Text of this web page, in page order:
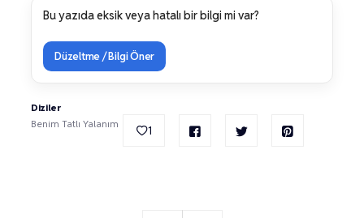
Bu yazıda eksik veya hatalı bir bilgi mi var?
Düzeltme / Bilgi Öner
Diziler
Benim Tatlı Yalanım
1